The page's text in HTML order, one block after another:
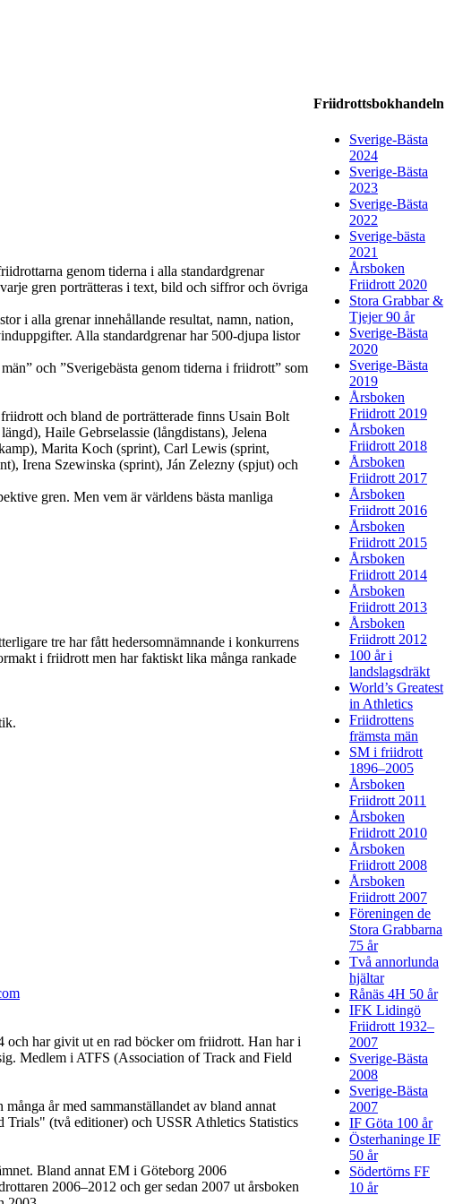
genom tiderna i alla standardgrenar
gren porträtteras i text, bild och siffror och övriga
i alla grenar innehållande resultat, namn, nation,
Alla standardgrenar har 500-djupa listor
och ”Sverigebästa genom tiderna i friidrott” som
och bland de porträtterade finns Usain Bolt
Haile Gebrselassie (långdistans), Jelena
Marita Koch (sprint), Carl Lewis (sprint,
Irena Szewinska (sprint), Ján Zelezny (spjut) och
gren. Men vem är världens bästa manliga
tre har fått hedersomnämnande i konkurrens
i friidrott men har faktiskt lika många rankade
har givit ut en rad böcker om friidrott. Han har i
Medlem i ATFS (Association of Track and Field
år med sammanställandet av bland annat
(två editioner) och USSR Athletics Statistics
Bland annat EM i Göteborg 2006
2006–2012 och ger sedan 2007 ut årsboken
Friidrottsbokhandeln
Sverige-Bästa
2024
Sverige-Bästa
2023
Sverige-Bästa
2022
Sverige-bästa
2021
Årsboken
Friidrott 2020
Stora Grabbar &
Tjejer 90 år
Sverige-Bästa
2020
Sverige-Bästa
2019
Årsboken
Friidrott 2019
Årsboken
Friidrott 2018
Årsboken
Friidrott 2017
Årsboken
Friidrott 2016
Årsboken
Friidrott 2015
Årsboken
Friidrott 2014
Årsboken
Friidrott 2013
Årsboken
Friidrott 2012
100 år i
landslagsdräkt
World’s Greatest
in Athletics
Friidrottens
främsta män
SM i friidrott
1896–2005
Årsboken
Friidrott 2011
Årsboken
Friidrott 2010
Årsboken
Friidrott 2008
Årsboken
Friidrott 2007
Föreningen de
Stora Grabbarna
75 år
Två annorlunda
hjältar
Rånäs 4H 50 år
IFK Lidingö
Friidrott 1932–
2007
Sverige-Bästa
2008
Sverige-Bästa
2007
IF Göta 100 år
Österhaninge IF
50 år
Södertörns FF
10 år